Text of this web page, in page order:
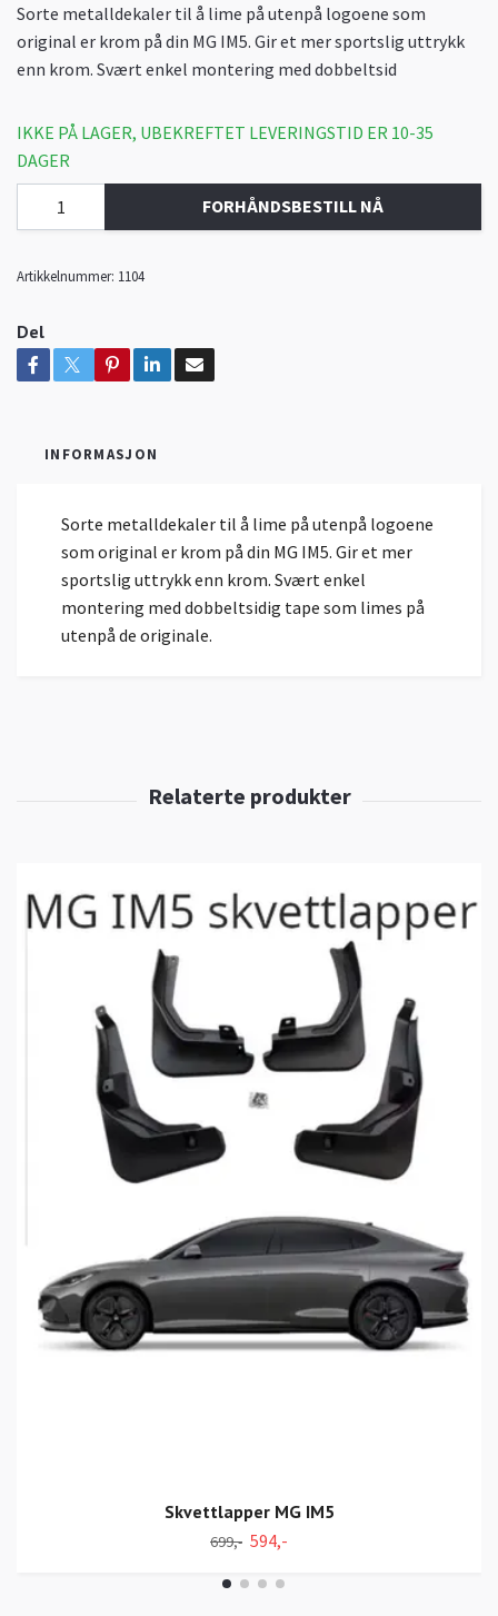
Sorte metalldekaler til å lime på utenpå logoene som
original er krom på din MG IM5. Gir et mer sportslig uttrykk
enn krom. Svært enkel montering med dobbeltsid
IKKE PÅ LAGER, UBEKREFTET LEVERINGSTID ER 10-35
DAGER
FORHÅNDSBESTILL NÅ
Artikkelnummer: 1104
Del
INFORMASJON
Sorte metalldekaler til å lime på utenpå logoene
som original er krom på din MG IM5. Gir et mer
sportslig uttrykk enn krom. Svært enkel
montering med dobbeltsidig tape som limes på
utenpå de originale.
Skvettlapper MG IM5
699,- 594,-